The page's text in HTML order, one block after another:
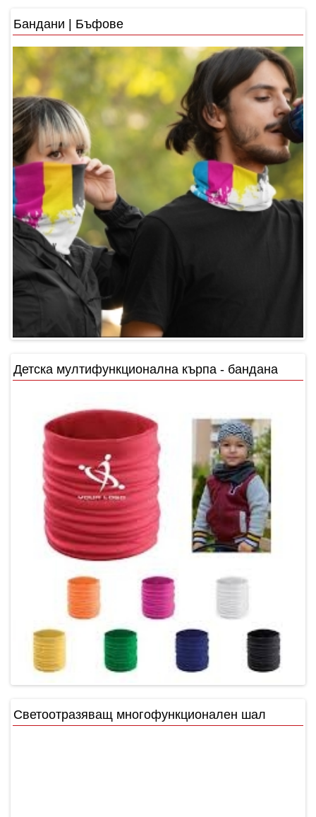
Бандани | Бъфове
Детска мултифункционална кърпа - бандана
Светоотразяващ многофункционален шал